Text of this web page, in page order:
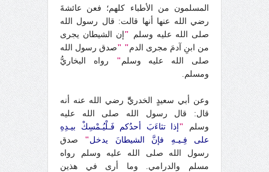
المسلمون من الأطباء كلهم؛ فعن عائشةَ
رضي الله عنها أنها قالت: قال رسول الله
صلى الله عليه وسلم " إن الشيطان يجرى
من ابنِ آدمَ مجرى الدم" "صدق رسول الله
صلى الله عليه وسلم" رواه البخاريُّ
ومسلم.
وعن أبي سعيدٍ الخدريِّّ رضي الله عنه أنه
قال: قال رسول الله صلى الله عليه
وسلم " إذا تثاءَبَ أحدُكم فَـلْيُـمْسِكْ بيـدِهِ
على فِـيـهِ فإنَّ الشيطانَ يدخل" صدق
رسول الله صلى الله عليه وسلم رواه
مسلم والدرامي.
وما أرى في هذين